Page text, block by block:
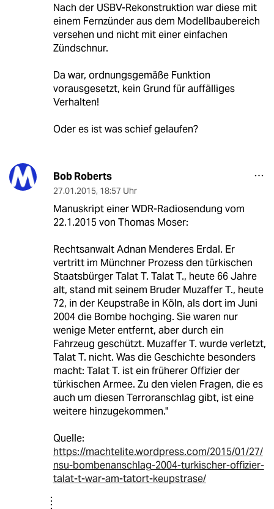
Nach der USBV-Rekonstruktion war diese mit
einem Fernzünder aus dem Modellbaubereich
versehen und nicht mit einer einfachen
Zündschnur.
Da war, ordnungsgemäße Funktion
vorausgesetzt, kein Grund für auffälliges
Verhalten!
Oder es ist was schief gelaufen?
Bob Roberts
27.01.2015, 18:57 Uhr
Manuskript einer WDR-Radiosendung vom
22.1.2015 von Thomas Moser:
Rechtsanwalt Adnan Menderes Erdal. Er
vertritt im Münchner Prozess den türkischen
Staatsbürger Talat T. Talat T., heute 66 Jahre
alt, stand mit seinem Bruder Muzaffer T., heute
72, in der Keupstraße in Köln, als dort im Juni
2004 die Bombe hochging. Sie waren nur
wenige Meter entfernt, aber durch ein
Fahrzeug geschützt. Muzaffer T. wurde verletzt,
Talat T. nicht. Was die Geschichte besonders
macht: Talat T. ist ein früherer Offizier der
türkischen Armee. Zu den vielen Fragen, die es
auch um diesen Terroranschlag gibt, ist eine
weitere hinzugekommen."
Quelle:
https://machtelite.wordpress.com/2015/01/27/
nsu-bombenanschlag-2004-turkischer-offizier-
talat-t-war-am-tatort-keupstrase/